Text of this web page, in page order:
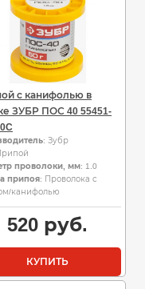
с канифолью в
ЗУБР ПОС 40 55451-
: Зубр
проволоки, мм: 1.0
припоя: Проволока с
канифолью
520 руб.
КУПИТЬ